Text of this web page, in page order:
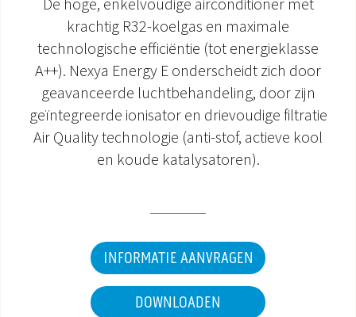
DOCUMENTATIE PRODUCTEN
krachtig R32-koelgas en maximale
technologische efficiëntie (tot energieklasse
A++). Nexya Energy E onderscheidt zich door
geavanceerde luchtbehandeling, door zijn
geïntegreerde ionisator en drievoudige filtratie
Air Quality technologie (anti-stof, actieve kool
en koude katalysatoren).
INFORMATIE AANVRAGEN
DOWNLOADEN